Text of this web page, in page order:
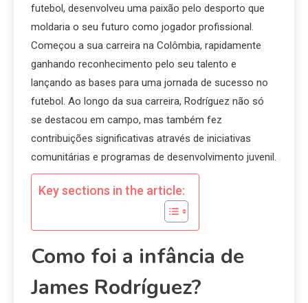
futebol, desenvolveu uma paixão pelo desporto que
moldaria o seu futuro como jogador profissional.
Começou a sua carreira na Colômbia, rapidamente
ganhando reconhecimento pelo seu talento e
lançando as bases para uma jornada de sucesso no
futebol. Ao longo da sua carreira, Rodríguez não só
se destacou em campo, mas também fez
contribuições significativas através de iniciativas
comunitárias e programas de desenvolvimento juvenil.
Key sections in the article:
Como foi a infância de
James Rodríguez?